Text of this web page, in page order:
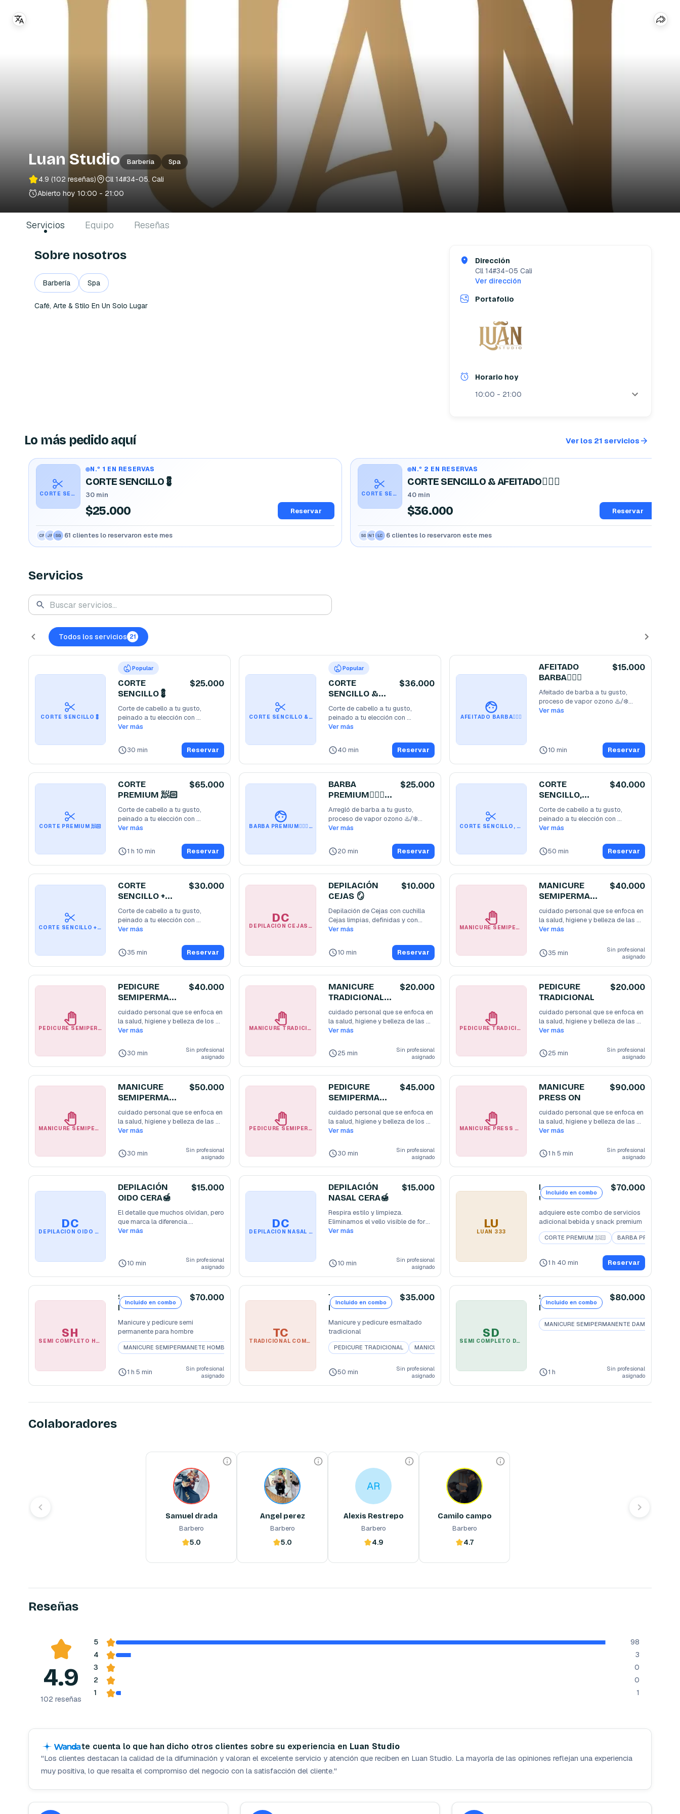
Luan Studio Barbería Spa
4.9 (102 reseñas) Cll 14#34-05. Cali
Abierto hoy 10:00 - 21:00
Servicios Equipo Reseñas
Sobre nosotros
Barbería Spa
Café, Arte & Stilo En Un Solo Lugar
Dirección
Cll 14#34-05 Cali
Ver dirección
Portafolio
Horario hoy
10:00 - 21:00
Lo más pedido aquí Ver los 21 servicios
CORTE SENCILLO💈
N.º 1 EN RESERVAS
CORTE SENCILLO💈
30 min
$25.000 Reservar
CR JP SG 61 clientes lo reservaron este mes
CORTE SENCILLO & AFEITADO💆🏻‍♂️
N.º 2 EN RESERVAS
CORTE SENCILLO & AFEITADO💆🏻‍♂️
40 min
$36.000 Reservar
SG NT LC 6 clientes lo reservaron este mes
Servicios
Todos los servicios 21
CORTE SENCILLO💈
Popular
CORTE
SENCILLO💈
$25.000
Corte de cabello a tu gusto,
peinado a tu elección con
productos de la más alta
Ver más
30 min Reservar
CORTE SENCILLO & AFEITADO💆🏻‍♂️
Popular
CORTE
SENCILLO &
AFEITADO💆🏻‍♂️
$36.000
Corte de cabello a tu gusto,
peinado a tu elección con
productos de la más alta
Ver más
40 min Reservar
AFEITADO BARBA🧔🏻‍♂️
AFEITADO
BARBA🧔🏻‍♂️
$15.000
Afeitado de barba a tu gusto,
proceso de vapor ozono ♨️/❄️
Preparación de piel
Ver más
10 min Reservar
CORTE PREMIUM 🧖🏻
CORTE
PREMIUM 🧖🏻
$65.000
Corte de cabello a tu gusto,
peinado a tu elección con
productos de alta
Ver más
1 h 10 min Reservar
BARBA PREMIUM🧔🏻‍♂️💎
BARBA
PREMIUM🧔🏻‍♂️
💎
$25.000
Arregló de barba a tu gusto,
proceso de vapor ozono ♨️/❄️
Preparación de piel
Ver más
20 min Reservar
CORTE SENCILLO, AFEITADO Y CEJAS💆🏻‍♂️
CORTE
SENCILLO,
AFEITADO Y
CEJAS💆🏻‍♂️
$40.000
Corte de cabello a tu gusto,
peinado a tu elección con
productos de la más alta
Ver más
50 min Reservar
CORTE SENCILLO + CEJAS💆🏻‍♂️
CORTE
SENCILLO +
CEJAS💆🏻‍♂️
$30.000
Corte de cabello a tu gusto,
peinado a tu elección con
productos de la más alta
Ver más
35 min Reservar
DC
DEPILACIÓN CEJAS 🪞
DEPILACIÓN
CEJAS 🪞
$10.000
Depilación de Cejas con cuchilla
Cejas limpias, definidas y con...
Ver más
10 min Reservar
MANICURE SEMIPERMANETE HOMBRE
MANICURE
SEMIPERMANE
TE HOMBRE
$40.000
cuidado personal que se enfoca en
la salud, higiene y belleza de las
manos...
Ver más
35 min
Sin profesional
asignado
PEDICURE SEMIPERMANENTE HOMBRE
PEDICURE
SEMIPERMANE
NTE HOMBRE
$40.000
cuidado personal que se enfoca en
la salud, higiene y belleza de los
pies...
Ver más
30 min
Sin profesional
asignado
MANICURE TRADICIONAL💅
MANICURE
TRADICIONAL
💅
$20.000
cuidado personal que se enfoca en
la salud, higiene y belleza de las
manos...
Ver más
25 min
Sin profesional
asignado
PEDICURE TRADICIONAL
PEDICURE
TRADICIONAL
$20.000
cuidado personal que se enfoca en
la salud, higiene y belleza de las
manos...
Ver más
25 min
Sin profesional
asignado
MANICURE SEMIPERMANENTE DAMA💅
MANICURE
SEMIPERMANE
NTE DAMA💅
$50.000
cuidado personal que se enfoca en
la salud, higiene y belleza de las
manos...
Ver más
30 min
Sin profesional
asignado
PEDICURE SEMIPERMANENTE DAMA
PEDICURE
SEMIPERMANE
NTE DAMA
$45.000
cuidado personal que se enfoca en
la salud, higiene y belleza de los
pies...
Ver más
30 min
Sin profesional
asignado
MANICURE PRESS ON
MANICURE
PRESS ON
$90.000
cuidado personal que se enfoca en
la salud, higiene y belleza de las
manos...
Ver más
1 h 5 min
Sin profesional
asignado
DC
DEPILACIÓN OIDO CERA🍯
DEPILACIÓN
OIDO CERA🍯
$15.000
El detalle que muchos olvidan, pero
que marca la diferencia.
Eliminamos el
Ver más
10 min
Sin profesional
asignado
DC
DEPILACIÓN NASAL CERA🍯
DEPILACIÓN
NASAL CERA🍯
$15.000
Respira estilo y limpieza.
Eliminamos el vello visible de forma
segura, rápida
Ver más
10 min
Sin profesional
asignado
LU
LUAN 333
L
u
a
n
3
3
Incluido en combo $70.000
adquiere este combo de servicios
adicional bebida y snack premium
CORTE PREMIUM 🧖🏻 BARBA
1 h 40 min Reservar
SH
SEMI COMPLETO HOMBRE
S
E
M
I
C
O
P
T
Incluido en combo $70.000
Manicure y pedicure semi
permanente para hombre
MANICURE SEMIPERMANETE HOMBRE PEDICURE SEMIPERMANENTE HOMBRE
1 h 5 min
Sin profesional
asignado
TC
TRADICIONAL COMPLETO
T
R
A
D
C
O
L
L
Incluido en combo $35.000
Manicure y pedicure esmaltado
tradicional
PEDICURE TRADICIONAL MANICURE TRADICIONAL💅
50 min
Sin profesional
asignado
SD
SEMI COMPLETO DAMA
S
E
M
I
P
T
Incluido en combo $80.000
MANICURE SEMIPERMANENTE DAMA💅
1 h
Sin profesional
asignado
Colaboradores
Samuel drada
Barbero
5.0
Barbero
Angel perez
Barbero
5.0
Barbero
Barbero profesional AR
Alexis Restrepo
Barbero
4.9
Barbero
Barbero profesional
Camilo campo
Barbero
4.7
Barbero
barbero profesional
Reseñas
4.9
102 reseñas
5
98
4
3
3
0
2
0
1
1
te cuenta lo que han dicho otros clientes sobre su experiencia en Luan Studio
"Los clientes destacan la calidad de la difuminación y valoran el excelente servicio y atención que reciben en Luan Studio. La mayoría de las opiniones reflejan una experiencia
muy positiva, lo que resalta el compromiso del negocio con la satisfacción del cliente."